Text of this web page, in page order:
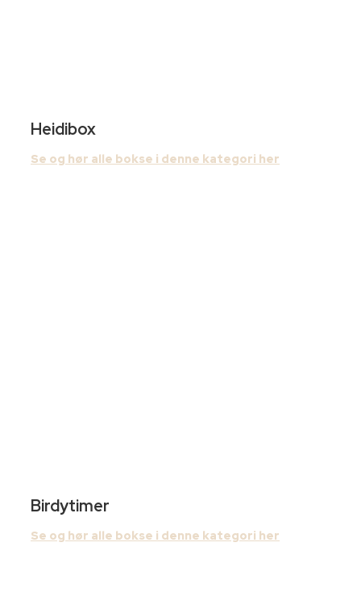
Heidibox
Se og hør alle bokse i denne kategori her
Birdytimer
Se og hør alle bokse i denne kategori her